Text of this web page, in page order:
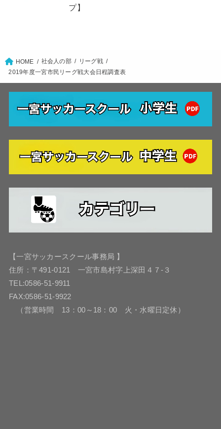
プ】
HOME 社会人の部
リーグ戦
2019年度一宮市民リーグ戦大会日程調査表
【一宮サッカースクール事務局 】
住所：〒491-0121 一宮市島村字上深田４７-３
TEL:0586-51-9911
FAX:0586-51-9922
（営業時間 13：00～18：00 火・水曜日定休）